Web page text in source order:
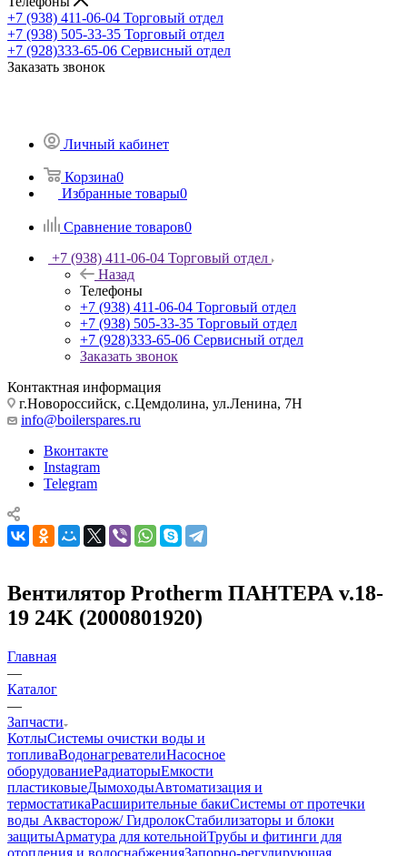
+7 (938) 411-06-04 Торговый отдел
+7 (938) 505-33-35 Торговый отдел
+7 (928)333-65-06 Сервисный отдел
Заказать звонок
Личный кабинет
Корзина0
Избранные товары0
Сравнение товаров0
+7 (938) 411-06-04 Торговый отдел
Назад
Телефоны
+7 (938) 411-06-04 Торговый отдел
+7 (938) 505-33-35 Торговый отдел
+7 (928)333-65-06 Сервисный отдел
Заказать звонок
Контактная информация
г.Новороссийск, с.Цемдолина, ул.Ленина, 7Н
info@boilerspares.ru
Вконтакте
Instagram
Telegram
Вентилятор Protherm ПАНТЕРА v.18-
19 24K (2000801920)
Главная
—
Каталог
—
Запчасти
КотлыСистемы очистки воды и
топливаВодонагревателиНасосное
оборудованиеРадиаторыЕмкости
пластиковыеДымоходыАвтоматизация и
термостатикаРасширительные бакиСистемы от протечки
воды Аквасторож/ ГидролокСтабилизаторы и блоки
защитыАрматура для котельнойТрубы и фитинги для
отопления и водоснабженияЗапорно-регулирующая,